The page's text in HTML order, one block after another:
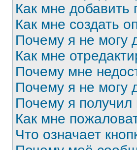
Как мне
Как мне создать
Почему я не могу
Как мне
Почему мне
Почему я не могу
Почему я
Как мне
Что означает